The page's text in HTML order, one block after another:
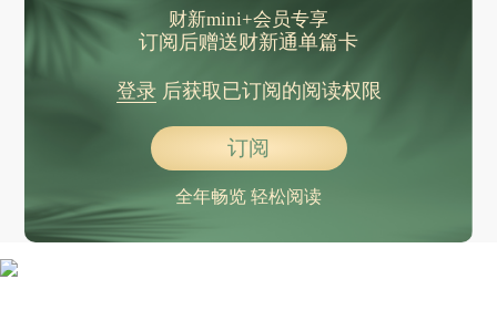
财新mini+会员专享
订阅后赠送财新通单篇卡
登录后获取已订阅的阅读权限
订阅
全年畅览 轻松阅读